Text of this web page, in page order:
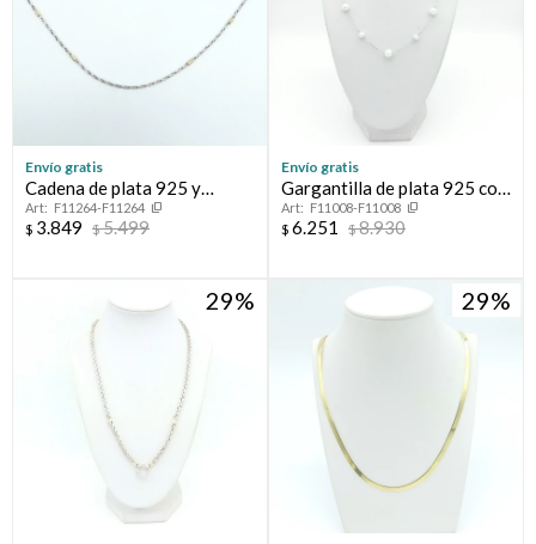
Envío gratis
Cadena de plata 925 y
double en oro 18 ktes.
F11264-F11264
$ 3.849 $5.499
Envío gratis
Gargantilla de plata 925 con
perlas de cultivo de río.
F11008-F11008
$ 6.251 $8.930
29 29